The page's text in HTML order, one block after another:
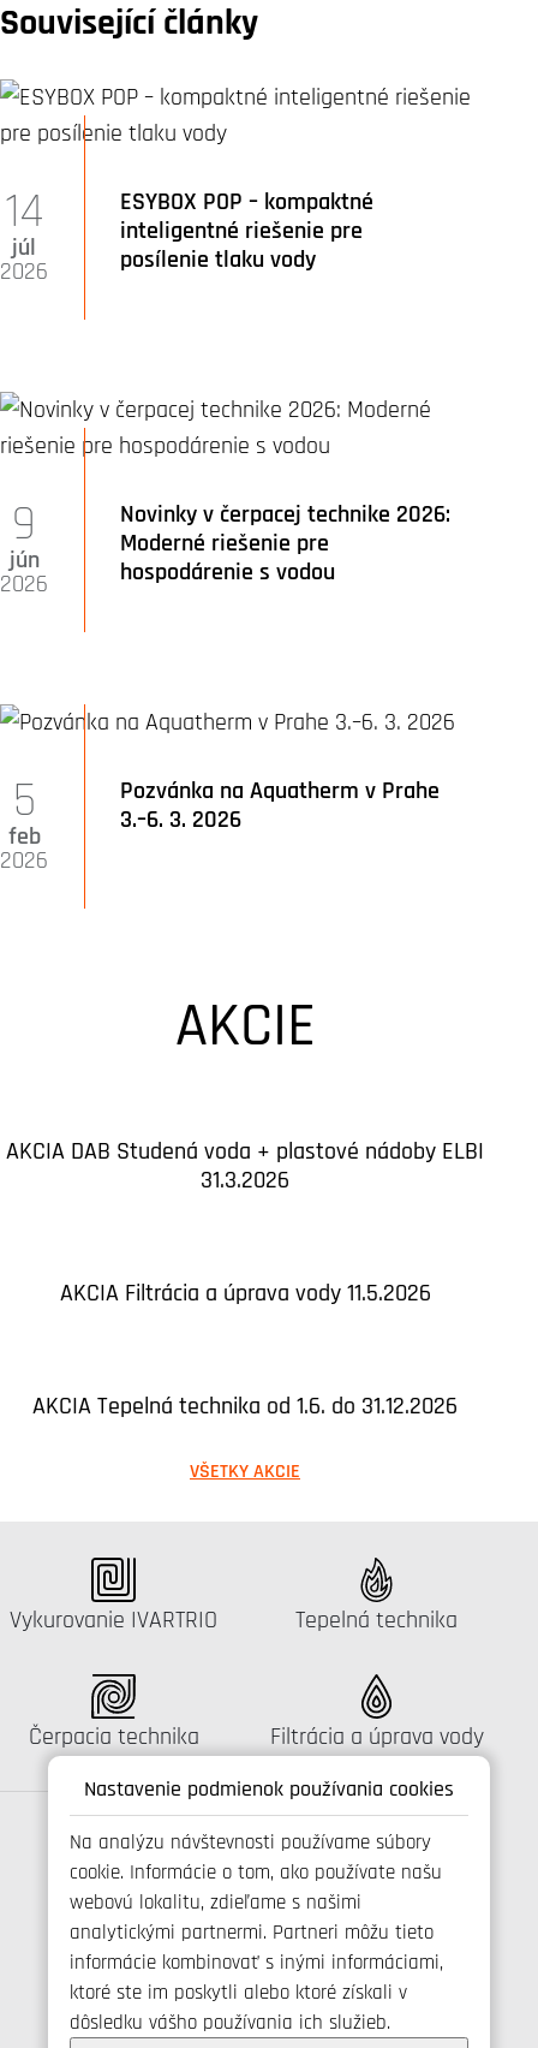
Nastavenie podmienok používania cookies
Na analýzu návštevnosti používame súbory
cookie. Informácie o tom, ako používate našu
webovú lokalitu, zdieľame s našimi
analytickými partnermi. Partneri môžu tieto
informácie kombinovať s inými informáciami,
ktoré ste im poskytli alebo ktoré získali v
dôsledku vášho používania ich služieb.
Související články
ESYBOX POP – kompaktné
inteligentné riešenie pre
posílenie tlaku vody
14
júl
2026
Novinky v čerpacej technike 2026:
Moderné riešenie pre
hospodárenie s vodou
9
jún
2026
Pozvánka na Aquatherm v Prahe
3.–6. 3. 2026
5
feb
2026
AKCIE
AKCIA DAB Studená voda + plastové nádoby ELBI
31.3.2026
AKCIA Filtrácia a úprava vody 11.5.2026
AKCIA Tepelná technika od 1.6. do 31.12.2026
VŠETKY AKCIE
Katalógus:
Vykurovanie IVARTRIO Katalógus:
Tepelná technika
Katalógus:
Čerpacia technika Katalógus:
Filtrácia a úprava vody
Spojte se s námi
+421 346 214 431
info@ivarsk.sk